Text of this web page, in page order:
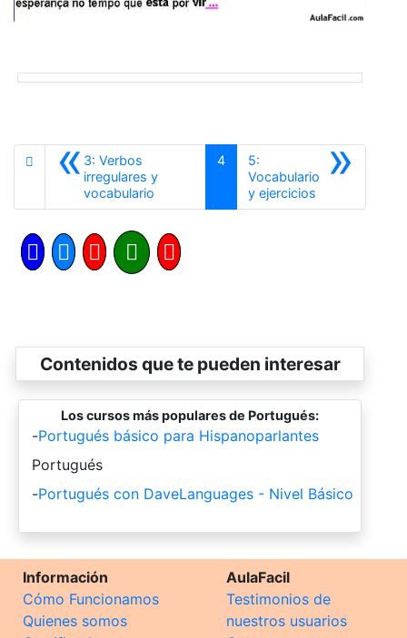
«3: Verbos
irregulares y
vocabulario
4 »
5:
Vocabulario
y ejercicios
Contenidos que te pueden interesar
Los cursos más populares de Portugués:
-Portugués básico para Hispanoparlantes
-
Portugués
-Portugués con DaveLanguages - Nivel Básico
Información
Cómo Funcionamos
Quienes somos
AulaFacil
Testimonios de
nuestros usuarios